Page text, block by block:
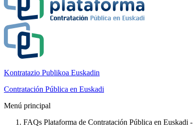
Kontratazio Publikoa Euskadin
Contratación Pública en Euskadi
Menú principal
FAQs Plataforma de Contratación Pública en Euskadi